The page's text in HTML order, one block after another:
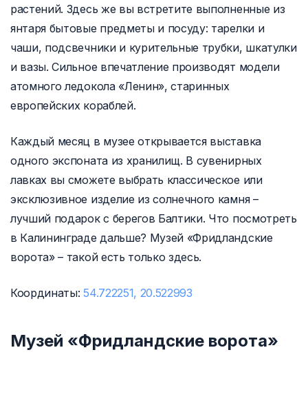
растений. Здесь же вы встретите выполненные из
янтаря бытовые предметы и посуду: тарелки и
чаши, подсвечники и курительные трубки, шкатулки
и вазы. Сильное впечатление производят модели
атомного ледокола «Ленин», старинных
европейских кораблей.
Каждый месяц в музее открывается выставка
одного экспоната из хранилищ. В сувенирных
лавках вы сможете выбрать классическое или
эксклюзивное изделие из солнечного камня –
лучший подарок с берегов Балтики. Что посмотреть
в Калининграде дальше? Музей «Фридландские
ворота» – такой есть только здесь.
Координаты:54.722251, 20.522993
Музей «Фридландские ворота»